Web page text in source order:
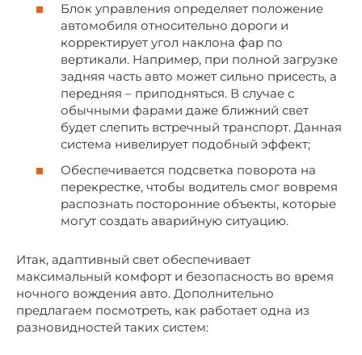
Блок управления определяет положение
автомобиля относительно дороги и
корректирует угол наклона фар по
вертикали. Например, при полной загрузке
задняя часть авто может сильно присесть, а
передняя – приподняться. В случае с
обычными фарами даже ближний свет
будет слепить встречный транспорт. Данная
система нивелирует подобный эффект;
Обеспечивается подсветка поворота на
перекрестке, чтобы водитель смог вовремя
распознать посторонние объекты, которые
могут создать аварийную ситуацию.
Итак, адаптивный свет обеспечивает
максимальный комфорт и безопасность во время
ночного вождения авто. Дополнительно
предлагаем посмотреть, как работает одна из
разновидностей таких систем: